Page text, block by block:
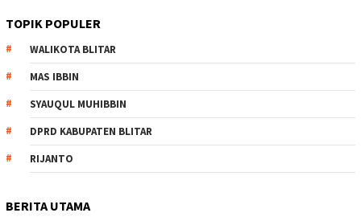
TOPIK POPULER
WALIKOTA BLITAR
MAS IBBIN
SYAUQUL MUHIBBIN
DPRD KABUPATEN BLITAR
RIJANTO
BERITA UTAMA